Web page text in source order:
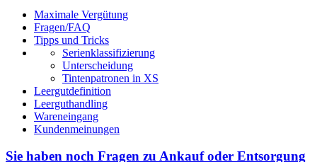
Maximale Vergütung
Fragen/FAQ
Tipps und Tricks
Serienklassifizierung
Unterscheidung
Tintenpatronen in XS
Leergutdefinition
Leerguthandling
Wareneingang
Kundenmeinungen
Sie haben noch Fragen zu Ankauf oder Entsorgung